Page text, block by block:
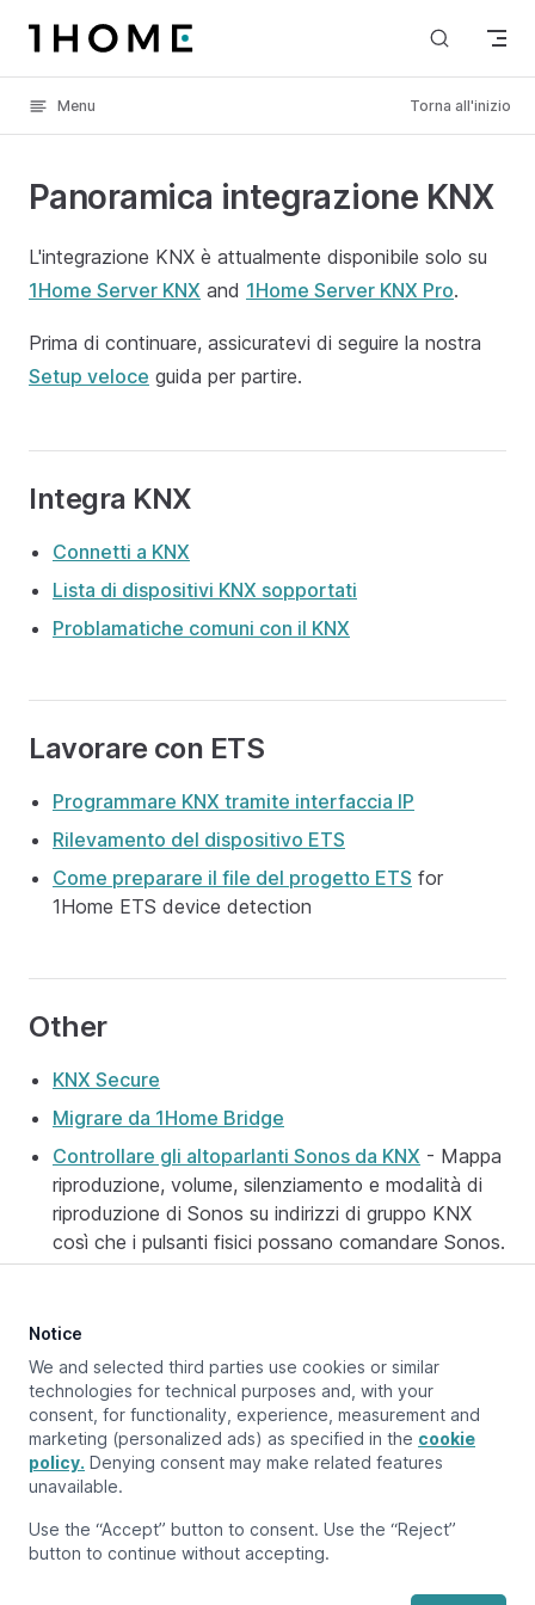
Skip to content
Menu Torna all'inizio
Panoramica integrazione KNX
L'integrazione KNX è attualmente disponibile solo su
1Home Server KNX and 1Home Server KNX Pro.
Prima di continuare, assicuratevi di seguire la nostra
Setup veloce guida per partire.
Integra KNX
Connetti a KNX
Lista di dispositivi KNX sopportati
Problamatiche comuni con il KNX
Lavorare con ETS
Programmare KNX tramite interfaccia IP
Rilevamento del dispositivo ETS
Come preparare il file del progetto ETS for
1Home ETS device detection
Other
KNX Secure
Migrare da 1Home Bridge
Controllare gli altoparlanti Sonos da KNX - Mappa
riproduzione, volume, silenziamento e modalità di
riproduzione di Sonos su indirizzi di gruppo KNX
così che i pulsanti fisici possano comandare Sonos.
Aggiornato a:
Pagina precedente
Panoramica
Pagina successiva
Collegamento a KNX
Notice
We and selected third parties use cookies or similar
technologies for technical purposes and, with your
consent, for functionality, experience, measurement and
marketing (personalized ads) as specified in the cookie
policy. Denying consent may make related features
unavailable.
Use the “Accept” button to consent. Use the “Reject”
button to continue without accepting.